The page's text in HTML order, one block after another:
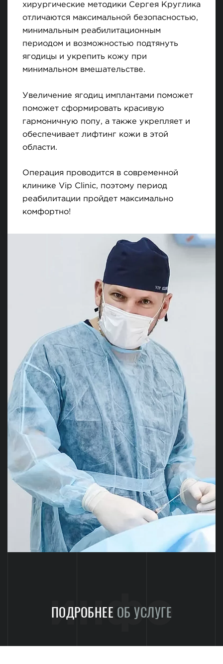
хирургические методики Сергея Круглика
отличаются максимальной безопасностью,
минимальным реабилитационным
периодом и возможностью подтянуть
ягодицы и укрепить кожу при
минимальном вмешательстве.
Увеличение ягодиц имплантами поможет
поможет сформировать красивую
гармоничную попу, а также укрепляет и
обеспечивает лифтинг кожи в этой
области.
Операция проводится в современной
клинике Vip Clinic, поэтому период
реабилитации пройдет максимально
комфортно!
ПОДРОБНЕЕ ОБ УСЛУГЕ
инфо